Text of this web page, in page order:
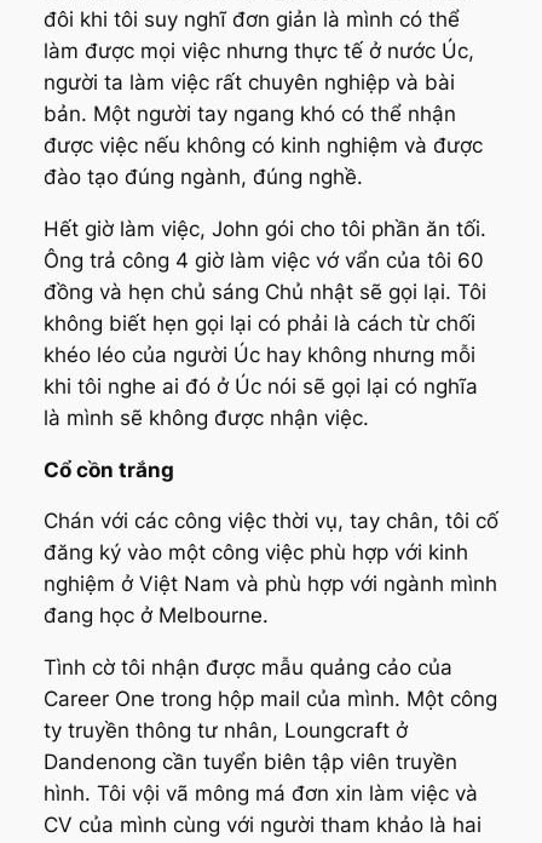
đôi khi tôi suy nghĩ đơn giản là mình có thể
làm được mọi việc nhưng thực tế ở nước Úc,
người ta làm việc rất chuyên nghiệp và bài
bản. Một người tay ngang khó có thể nhận
được việc nếu không có kinh nghiệm và được
đào tạo đúng ngành, đúng nghề.
Hết giờ làm việc, John gói cho tôi phần ăn tối.
Ông trả công 4 giờ làm việc vớ vẩn của tôi 60
đồng và hẹn chủ sáng Chủ nhật sẽ gọi lại. Tôi
không biết hẹn gọi lại có phải là cách từ chối
khéo léo của người Úc hay không nhưng mỗi
khi tôi nghe ai đó ở Úc nói sẽ gọi lại có nghĩa
là mình sẽ không được nhận việc.
Cổ cồn trắng
Chán với các công việc thời vụ, tay chân, tôi cố
đăng ký vào một công việc phù hợp với kinh
nghiệm ở Việt Nam và phù hợp với ngành mình
đang học ở Melbourne.
Tình cờ tôi nhận được mẫu quảng cảo của
Career One trong hộp mail của mình. Một công
ty truyền thông tư nhân, Loungcraft ở
Dandenong cần tuyển biên tập viên truyền
hình. Tôi vội vã mông má đơn xin làm việc và
CV của mình cùng với người tham khảo là hai